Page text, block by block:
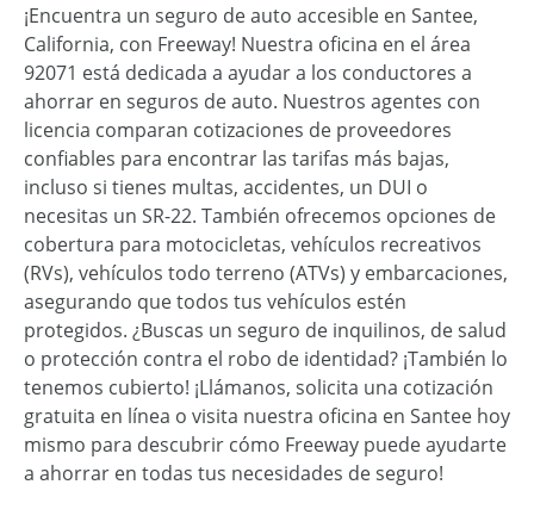
¡Encuentra un seguro de auto accesible en Santee,
California, con Freeway! Nuestra oficina en el área
92071 está dedicada a ayudar a los conductores a
ahorrar en seguros de auto. Nuestros agentes con
licencia comparan cotizaciones de proveedores
confiables para encontrar las tarifas más bajas,
incluso si tienes multas, accidentes, un DUI o
necesitas un SR-22. También ofrecemos opciones de
cobertura para motocicletas, vehículos recreativos
(RVs), vehículos todo terreno (ATVs) y embarcaciones,
asegurando que todos tus vehículos estén
protegidos. ¿Buscas un seguro de inquilinos, de salud
o protección contra el robo de identidad? ¡También lo
tenemos cubierto! ¡Llámanos, solicita una cotización
gratuita en línea o visita nuestra oficina en Santee hoy
mismo para descubrir cómo Freeway puede ayudarte
a ahorrar en todas tus necesidades de seguro!